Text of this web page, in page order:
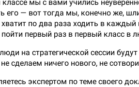
мы с вами учились
его — вот тогда мы, конечно же,
по два раза ходить в
первый раз в первый класс в
на стратегической сессии
сделаем ничего нового, не
экспертом по теме своего